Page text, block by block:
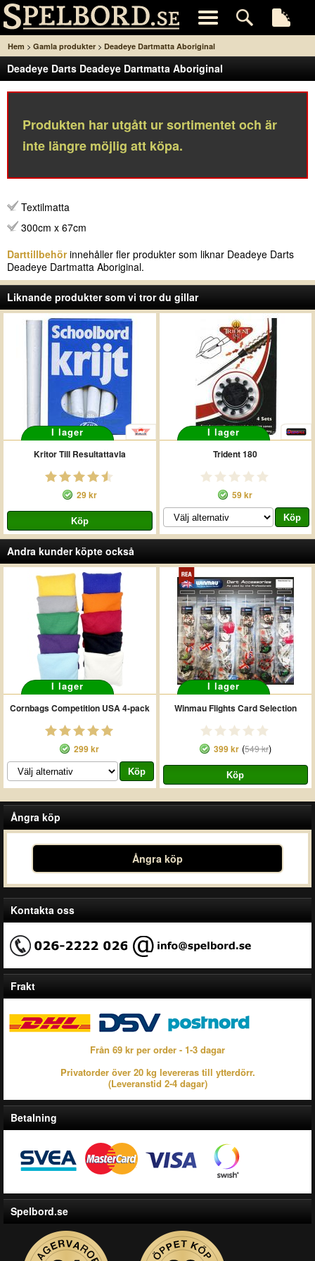
Hem > Gamla produkter > Deadeye Dartmatta Aboriginal
Deadeye Darts Deadeye Dartmatta Aboriginal
Produkten har utgått ur sortimentet och är
inte längre möjlig att köpa.
Textilmatta
300cm x 67cm
Darttillbehörinnehåller fler produkter som liknar Deadeye Darts
Deadeye Dartmatta Aboriginal.
Liknande produkter som vi tror du gillar
I lager
Kritor Till Resultattavla
29 kr
I lager
Trident 180
59 kr
Andra kunder köpte också
I lager
Cornbags Competition USA 4-pack
299 kr
I lager
Winmau Flights Card Selection
399 kr(549 kr)
Ångra köp
Ångra köp
Kontakta oss
Frakt
Från 69 kr per order - 1-3 dagar
Privatorder över 20 kg levereras till ytterdörr.
(Leveranstid 2-4 dagar)
Betalning
Spelbord.se